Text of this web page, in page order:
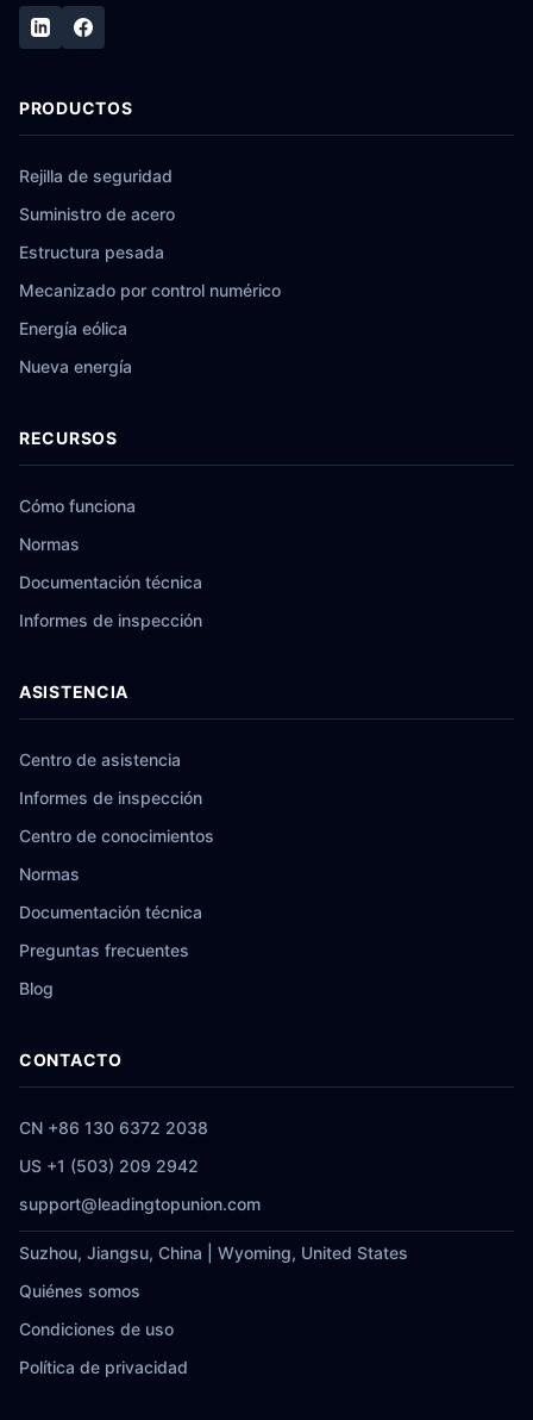
PRODUCTOS
Rejilla de seguridad
Suministro de acero
Estructura pesada
Mecanizado por control numérico
Energía eólica
Nueva energía
RECURSOS
Cómo funciona
Normas
Documentación técnica
Informes de inspección
ASISTENCIA
Centro de asistencia
Informes de inspección
Centro de conocimientos
Normas
Documentación técnica
Preguntas frecuentes
Blog
CONTACTO
CN +86 130 6372 2038
US +1 (503) 209 2942
support@leadingtopunion.com
Suzhou, Jiangsu, China | Wyoming, United States
Quiénes somos
Condiciones de uso
Política de privacidad